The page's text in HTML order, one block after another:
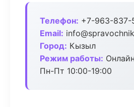
Телефон: +7-963-837-
Email:
Город: Кызыл
Режим работы:
Пн-Пт 10:00-19:00